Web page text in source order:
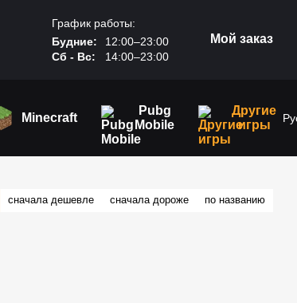
График работы:
Будние:
12:00–23:00
Сб - Вс:
14:00–23:00
Мой заказ
Minecraft
Pubg
Mobile
Другие
игры
сначала дешевле сначала дороже по названию